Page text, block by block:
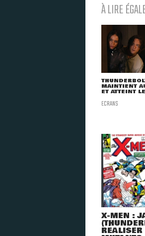
À LIRE
MAINTIENT
ET ATTEINT
ECRANS
X-MEN :